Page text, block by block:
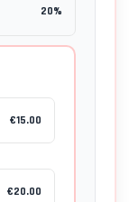
20%
€15.00
€20.00